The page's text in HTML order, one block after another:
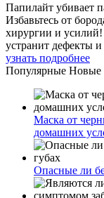
Папилайт убивает
Избавьтесь от
хирургии и
устранит дефекты
узнать подробнее
Популярные Новые
Маска от
домашних
Опасные ли